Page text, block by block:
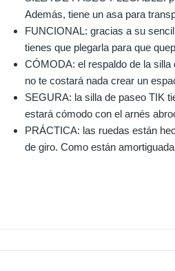
Además, tiene un asa para
FUNCIONAL: gracias a su
tienes que plegarla para que
CÓMODA: el respaldo de la
no te costará nada crear un
SEGURA: la silla de paseo TIK
estará cómodo con el arnés
PRÁCTICA: las ruedas están
de giro. Como están